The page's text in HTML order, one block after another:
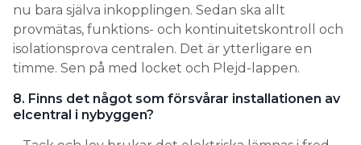
nu bara själva inkopplingen. Sedan ska allt
provmätas, funktions- och kontinuitetskontroll och
isolationsprova centralen. Det är ytterligare en
timme. Sen på med locket och Plejd-lappen.
8. Finns det något som försvårar installationen av
elcentral i nybyggen?